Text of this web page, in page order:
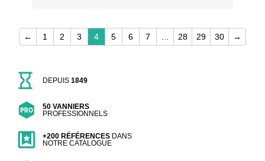
← 1 2 3 4 5 6 7 … 28 29 30 →
DEPUIS1849
50 VANNIERS
PROFESSIONNELS
+200 RÉFÉRENCES DANS
NOTRE CATALOGUE